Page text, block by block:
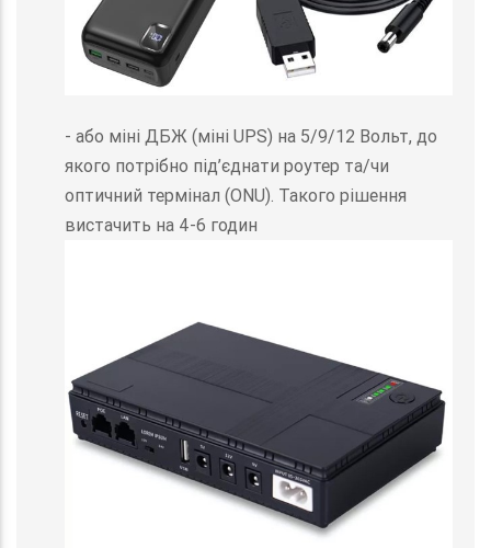
- або міні ДБЖ (міні UPS) на 5/9/12 Вольт, до
якого потрібно під’єднати роутер та/чи
оптичний термінал (ONU). Такого рішення
вистачить на 4-6 годин